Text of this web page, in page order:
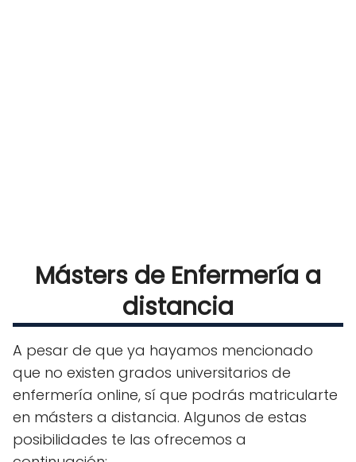
Másters de Enfermería a
distancia
A pesar de que ya hayamos mencionado
que no existen grados universitarios de
enfermería online, sí que podrás matricularte
en másters a distancia. Algunos de estas
posibilidades te las ofrecemos a